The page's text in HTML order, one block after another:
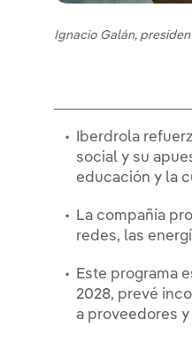
Ignacio Galán,
Iberdrola
social y su
educación y la
La compañía
redes, las
Este programa
2028, prevé
a proveedores